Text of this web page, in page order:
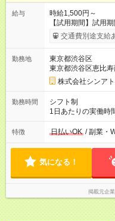
給与
時給1,500円～
【試用期間】試用
交通費別途支給
勤務地
東京都渋谷区
東京都渋谷区恵比
株式会社シンア
勤務時間
シフト制
1日あたりの実働
土日祝含む週5日勤務 ※希望
～21：30 の間でシ
ません
特徴 日払いOK / 副業・
気になる！
掲載元企